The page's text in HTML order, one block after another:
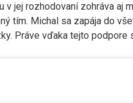
v jej rozhodovaní zohráva aj
tím. Michal sa zapája do
Práve vďaka tejto podpore